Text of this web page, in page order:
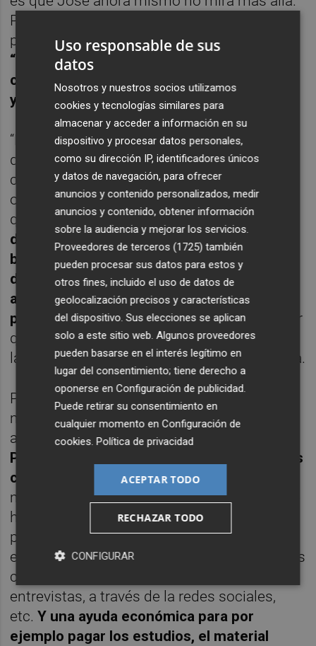
Preguntado por sus aspiraciones a largo
plazo en este deporte, ha asegurado que
“voy paso a paso y este año es ascender
con el balonmano Torrelavega,
ya veremos".
“Lo más duro del balonmano son los golpes
que hay, ya que estamos constantemente
contactando con los rivales y viceversa. No
obstante es un deporte muy noble y todo
queda en el partido.Las mayores
dificultades que tiene nuestro deporte se
basan sobre todo en un tema económico
debido a la crisis que hubo en España que
afectó a varias empresas que eran
patrocinadoras de clubs, aunque he de decir
que cada vez va a mejor”, explica José sobre
las particularidades del deporte que practica.
Precisamente en este aspecto, como en
muchos otros, es donde más agradece el
apoyo del Proyecto FER: “Soy nuevo en el
Proyecto FER pero nos proporciona muchas
cosas,
como ayuda psicológica -por si algún
momento la necesitase ya que en el deporte
hay altibajos-, ayuda en la organización para
poder compaginar los estudios, el deporte,
etc. Nos ayuda a promocionarnos a nosotros
como deportistas concediéndonos
entrevistas, a través de la redes sociales,
etc. Y una ayuda económica para por
ejemplo pagar los estudios, el material
Uso responsable de sus
datos
Nosotros y nuestros socios utilizamos
cookies y tecnologías similares para
almacenar y acceder a información en su
dispositivo y procesar datos personales,
como su dirección IP, identificadores únicos
y datos de navegación, para ofrecer
anuncios y contenido personalizados, medir
anuncios y contenido, obtener información
sobre la audiencia y mejorar los servicios.
Proveedores de terceros (1725) también
pueden procesar sus datos para estos y
otros fines, incluido el uso de datos de
geolocalización precisos y características
del dispositivo. Sus elecciones se aplican
solo a este sitio web. Algunos proveedores
pueden basarse en el interés legítimo en
lugar del consentimiento; tiene derecho a
oponerse enConfiguración de publicidad.
Puede retirar su consentimiento en
cualquier momento enConfiguración de
cookies.Política de privacidad
ACEPTAR TODO
RECHAZAR TODO
CONFIGURAR